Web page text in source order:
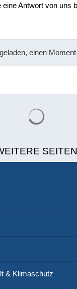
Antwort von uns
einen
SEITEN
& Klimaschutz